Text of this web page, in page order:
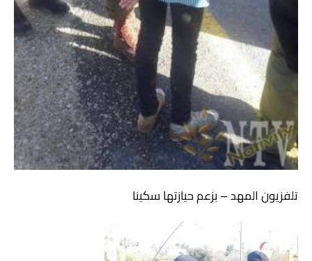
تلفزيون المهد – بزعم حيازتها سكينا